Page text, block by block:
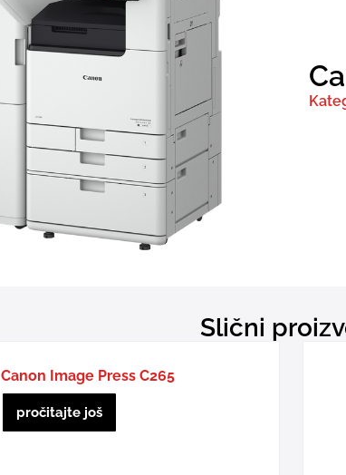
Slični
Canon Image Press C265
pročitajte još